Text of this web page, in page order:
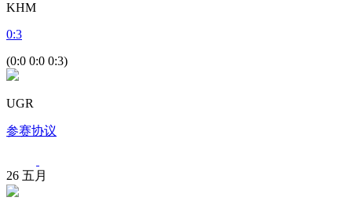
KHM
0:3
(0:0 0:0 0:3)
UGR
参赛协议
26 五月